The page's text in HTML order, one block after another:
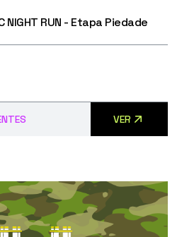
NIGHT RUN - Etapa Piedade
VER